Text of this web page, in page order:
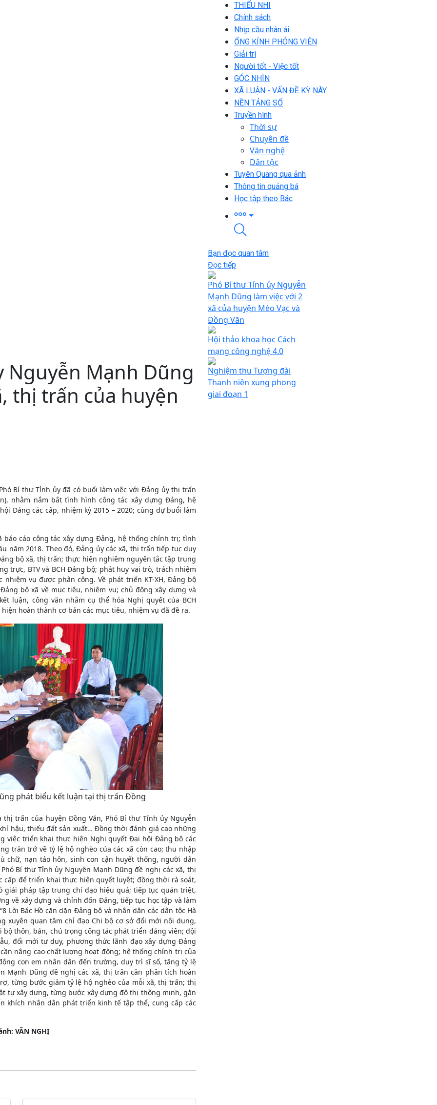
THIẾU NHI
Chính sách
Nhịp cầu nhân ái
ỐNG KÍNH PHÓNG VIÊN
Giải trí
Người tốt - Việc tốt
GÓC NHÌN
XÃ LUẬN - VẤN ĐỀ KỲ NÀY
NỀN TẢNG SỐ
Truyền hình
Thời sự
Chuyên đề
Văn nghệ
Dân tộc
Tuyên Quang qua ảnh
Thông tin quảng bá
Học tập theo Bác
Nguyễn Mạnh Dũng
thị trấn của huyện
Bí thư Tỉnh ủy đã có buổi làm việc với Đảng ủy thị trấn
nhằm nắm bắt tình hình công tác xây dựng Đảng, hệ
Đảng các cấp, nhiệm kỳ 2015 – 2020; cùng dự buổi làm
báo cáo công tác xây dựng Đảng, hệ thống chính trị; tình
năm 2018. Theo đó, Đảng ủy các xã, thị trấn tiếp tục duy
bộ xã, thị trấn; thực hiện nghiêm nguyên tắc tập trung
trực, BTV và BCH Đảng bộ; phát huy vai trò, trách nhiệm
vụ được phân công. Về phát triển KT-XH, Đảng bộ
bộ xã về mục tiêu, nhiệm vụ; chủ động xây dựng và
luận, công văn nhằm cụ thể hóa Nghị quyết của BCH
hoàn thành cơ bản các mục tiêu, nhiệm vụ đã đề ra.
phát biểu kết luận tại thị trấn Đồng
trấn của huyện Đồng Văn, Phó Bí thư Tỉnh ủy Nguyễn
hậu, thiếu đất sản xuất… Đồng thời đánh giá cao những
việc triển khai thực hiện Nghị quyết Đại hội Đảng bộ các
trăn trở về tỷ lệ hộ nghèo của các xã còn cao; thu nhập
nạn tảo hôn, sinh con cận huyết thống, người dân
Bí thư Tỉnh ủy Nguyễn Mạnh Dũng đề nghị các xã, thị
để triển khai thực hiện quyết luyệt; đồng thời rà soát,
pháp tập trung chỉ đạo hiệu quả; tiếp tục quán triệt,
về xây dựng và chỉnh đốn Đảng, tiếp tục học tập và làm
Lời Bác Hồ căn dặn Đảng bộ và nhân dân các dân tộc Hà
xuyên quan tâm chỉ đạo Chi bộ cơ sở đổi mới nội dung,
thôn, bản, chú trọng công tác phát triển đảng viên; đội
đổi mới tư duy, phương thức lãnh đạo xây dựng Đảng
nâng cao chất lượng hoạt động; hệ thống chính trị của
con em nhân dân đến trường, duy trì sĩ số, tăng tỷ lệ
Mạnh Dũng đề nghị các xã, thị trấn cần phân tích hoàn
từng bước giảm tỷ lệ hộ nghèo của mỗi xã, thị trấn; thị
tự xây dựng, từng bước xây dựng đô thị thông minh, gắn
khích nhân dân phát triển kinh tế tập thể, cung cấp các
VĂN NGHỊ
Bạn đọc quan tâm
Đọc tiếp
Phó Bí thư Tỉnh ủy Nguyễn
Mạnh Dũng làm việc với 2
xã của huyện Mèo Vạc và
Đồng Văn
Hội thảo khoa học Cách
mạng công nghệ 4.0
Nghiệm thu Tượng đài
Thanh niên xung phong
giai đoạn 1